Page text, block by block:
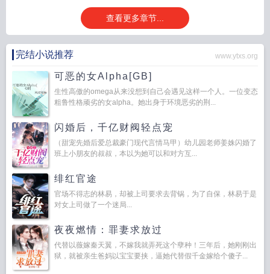
查看更多章节...
完结小说推荐 www.ytxs.org
可恶的女Alpha[GB]
生性高傲的omega从来没想到自己会遇见这样一个人。一位变态
粗鲁性格顽劣的女alpha。她出身于环境恶劣的荆...
闪婚后，千亿财阀轻点宠
（甜宠先婚后爱总裁豪门现代言情马甲）幼儿园老师姜姝闪婚了
班上小朋友的叔叔，本以为她可以和对方互...
绯红官途
官场不得志的林易，却被上司要求去背锅，为了自保，林易于是
对女上司做了一个迷局...
夜夜燃情：罪妻求放过
代替以薇嫁秦天翼，不嫁我就弄死这个孽种！三年后，她刚刚出
狱，就被亲生爸妈以宝宝要挟，逼她代替假千金嫁给个傻子...